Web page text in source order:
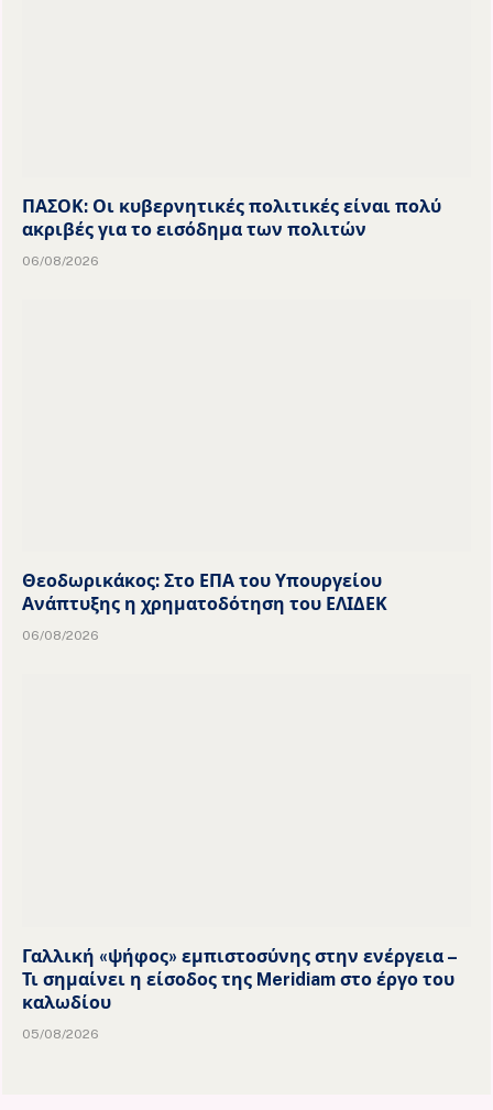
ΠΑΣΟΚ: Οι κυβερνητικές πολιτικές είναι πολύ
ακριβές για το εισόδημα των πολιτών
06/08/2026
Θεοδωρικάκος: Στο ΕΠΑ του Υπουργείου
Ανάπτυξης η χρηματοδότηση του ΕΛΙΔΕΚ
06/08/2026
Γαλλική «ψήφος» εμπιστοσύνης στην ενέργεια –
Τι σημαίνει η είσοδος της Meridiam στο έργο του
καλωδίου
05/08/2026